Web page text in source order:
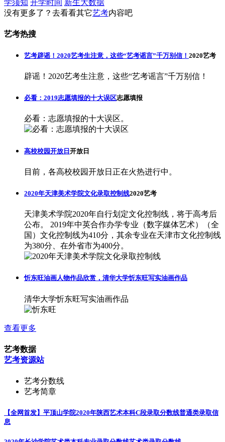
学须知 开学时间 新生大数据
没有更多了？去看看其它艺考内容吧
艺考热搜
艺考辟谣！2020艺考生注意，这些“艺考谣言”千万别信！ 2020艺考
辟谣！2020艺考生注意，这些“艺考谣言”千万别信！
必看：2019志愿填报的十大误区志愿填报
必看：志愿填报的十大误区。
高校校园开放日开放日
目前，各高校校园开放日正在火热进行中。
2020年天津美术学院文化录取控制线2020艺考
天津美术学院2020年自行划定文化控制线，将于高考后
公布。 2019年中英合作办学专业（数字媒体艺术）（全
国）文化控制线为410分，其余专业在天津市文化控制线
为380分、在外省市为400分。
忻东旺油画人物作品欣赏，清华大学忻东旺写实油画作品
清华大学忻东旺写实油画作品
查看更多
艺考数据
艺考资源站
艺考分数线
艺考简章
【全网首发】平顶山学院2020年陕西艺术本科C段录取分数线普通类录取信
息